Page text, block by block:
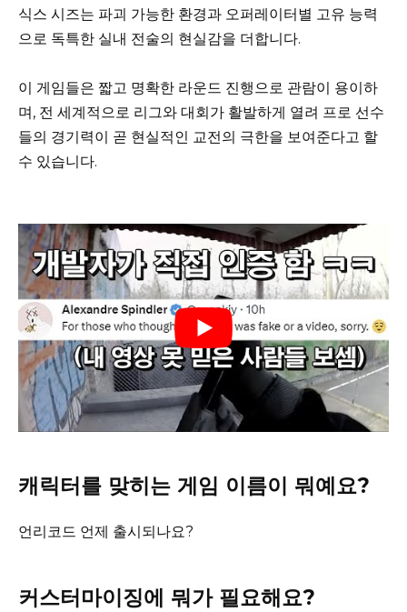
식스 시즈는 파괴 가능한 환경과 오퍼레이터별 고유 능력
으로 독특한 실내 전술의 현실감을 더합니다.
이 게임들은 짧고 명확한 라운드 진행으로 관람이 용이하
며, 전 세계적으로 리그와 대회가 활발하게 열려 프로 선수
들의 경기력이 곧 현실적인 교전의 극한을 보여준다고 할
수 있습니다.
캐릭터를 맞히는 게임 이름이 뭐예요?
언리코드 언제 출시되나요?
커스터마이징에 뭐가 필요해요?